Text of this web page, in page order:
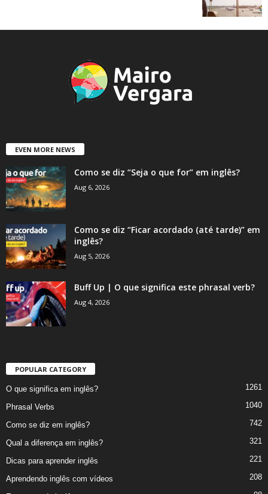
EVEN MORE NEWS
Como se diz “Seja o que for” em inglês?
Aug 6, 2026
Como se diz “Ficar acordado (até tarde)” em
inglês?
Aug 5, 2026
Buff Up | O que significa este phrasal verb?
Aug 4, 2026
POPULAR CATEGORY
O que significa em inglês? 1261
Phrasal Verbs 1040
Como se diz em inglês? 742
Qual a diferença em inglês? 321
Dicas para aprender inglês 221
Aprendendo inglês com vídeos 208